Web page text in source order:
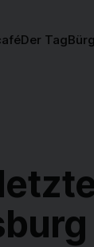
Der Tag